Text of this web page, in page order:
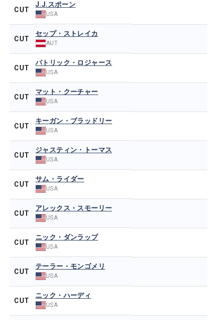
CUT
J.J.スポーン
USA
CUT
セップ・ストレイカ
AUT
CUT
パトリック・ロジャース
USA
CUT
マット・クーチャー
USA
CUT
キーガン・ブラッドリー
USA
CUT
ジャスティン・トーマス
USA
CUT
サム・ライダー
USA
CUT
アレックス・スモーリー
USA
CUT
ニック・ダンラップ
USA
CUT
テーラー・モンゴメリ
USA
CUT
ニック・ハーディ
USA